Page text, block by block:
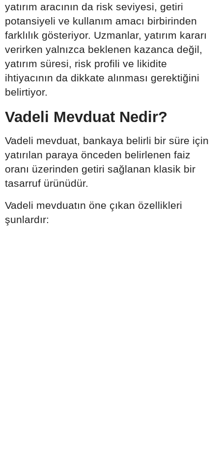
yatırım aracının da risk seviyesi, getiri
potansiyeli ve kullanım amacı birbirinden
farklılık gösteriyor. Uzmanlar, yatırım kararı
verirken yalnızca beklenen kazanca değil,
yatırım süresi, risk profili ve likidite
ihtiyacının da dikkate alınması gerektiğini
belirtiyor.
Vadeli Mevduat Nedir?
Vadeli mevduat, bankaya belirli bir süre için
yatırılan paraya önceden belirlenen faiz
oranı üzerinden getiri sağlanan klasik bir
tasarruf ürünüdür.
Vadeli mevduatın öne çıkan özellikleri
şunlardır: